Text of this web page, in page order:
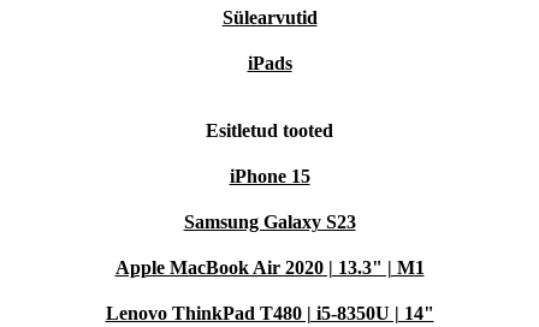
Sülearvutid
iPads
Esitletud tooted
iPhone 15
Samsung Galaxy S23
Apple MacBook Air 2020 | 13.3" | M1
Lenovo ThinkPad T480 | i5-8350U | 14"